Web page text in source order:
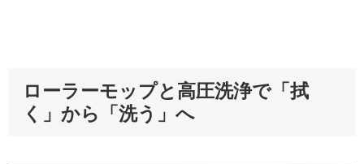
ローラーモップと高圧洗浄で「拭
く」から「洗う」へ